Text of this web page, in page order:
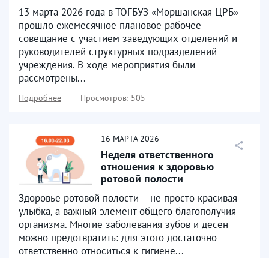
13 марта 2026 года в ТОГБУЗ «Моршанская ЦРБ»
прошло ежемесячное плановое рабочее
совещание с участием заведующих отделений и
руководителей структурных подразделений
учреждения. В ходе мероприятия были
рассмотрены...
Подробнее Просмотров: 505
16 МАРТА 2026
Неделя ответственного
отношения к здоровью
ротовой полости
Здоровье ротовой полости – не просто красивая
улыбка, а важный элемент общего благополучия
организма. Многие заболевания зубов и десен
можно предотвратить: для этого достаточно
ответственно относиться к гигиене...